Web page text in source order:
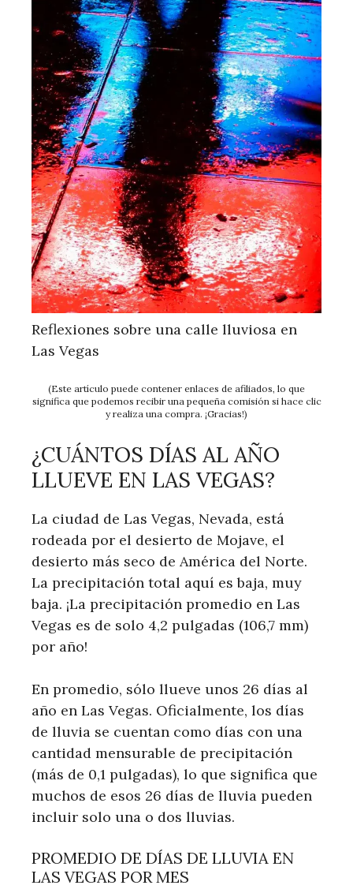
Reflexiones sobre una calle lluviosa en
Las Vegas
(Este artículo puede contener enlaces de afiliados, lo que
significa que podemos recibir una pequeña comisión si hace clic
y realiza una compra. ¡Gracias!)
¿CUÁNTOS DÍAS AL AÑO
LLUEVE EN LAS VEGAS?
La ciudad de Las Vegas, Nevada, está
rodeada por el desierto de Mojave, el
desierto más seco de América del Norte.
La precipitación total aquí es baja, muy
baja. ¡La precipitación promedio en Las
Vegas es de solo 4,2 pulgadas (106,7 mm)
por año!
En promedio, sólo llueve unos 26 días al
año en Las Vegas. Oficialmente, los días
de lluvia se cuentan como días con una
cantidad mensurable de precipitación
(más de 0,1 pulgadas), lo que significa que
muchos de esos 26 días de lluvia pueden
incluir solo una o dos lluvias.
PROMEDIO DE DÍAS DE LLUVIA EN
LAS VEGAS POR MES